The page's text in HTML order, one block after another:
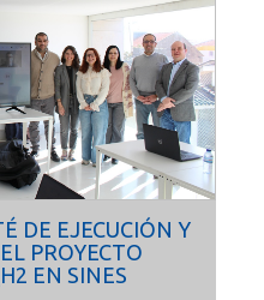
DE EJECUCIÓN Y
PROYECTO
EN SINES